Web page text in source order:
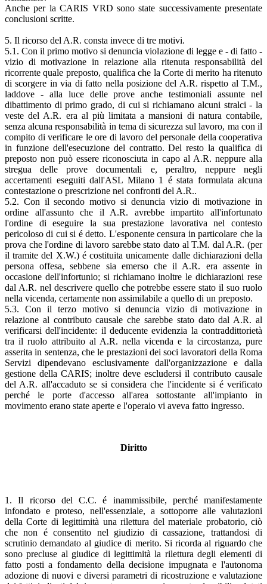
Anche per la CARIS VRD sono state successivamente presentate
conclusioni scritte.
5. Il ricorso del A.R. consta invece di tre motivi.
5.1. Con il primo motivo si denuncia violazione di legge e - di fatto -
vizio di motivazione in relazione alla ritenuta responsabilità del
ricorrente quale preposto, qualifica che la Corte di merito ha ritenuto
di scorgere in via di fatto nella posizione del A.R. rispetto al T.M.,
laddove - alla luce delle prove anche testimoniali assunte nel
dibattimento di primo grado, di cui si richiamano alcuni stralci - la
veste del A.R. era al più limitata a mansioni di natura contabile,
senza alcuna responsabilità in tema di sicurezza sul lavoro, ma con il
compito di verificare le ore di lavoro del personale della cooperativa
in funzione dell'esecuzione del contratto. Del resto la qualifica di
preposto non può essere riconosciuta in capo al A.R. neppure alla
stregua delle prove documentali e, peraltro, neppure negli
accertamenti eseguiti dall'ASL Milano 1 é stata formulata alcuna
contestazione o prescrizione nei confronti del A.R..
5.2. Con il secondo motivo si denuncia vizio di motivazione in
ordine all'assunto che il A.R. avrebbe impartito all'infortunato
l'ordine di eseguire la sua prestazione lavorativa nel contesto
pericoloso di cui si é detto. L'esponente censura in particolare che la
prova che l'ordine di lavoro sarebbe stato dato al T.M. dal A.R. (per
il tramite del X.W.) é costituita unicamente dalle dichiarazioni della
persona offesa, sebbene sia emerso che il A.R. era assente in
occasione dell'infortunio; si richiamano inoltre le dichiarazioni rese
dal A.R. nel descrivere quello che potrebbe essere stato il suo ruolo
nella vicenda, certamente non assimilabile a quello di un preposto.
5.3. Con il terzo motivo si denuncia vizio di motivazione in
relazione al contributo causale che sarebbe stato dato dal A.R. al
verificarsi dell'incidente: il deducente evidenzia la contraddittorietà
tra il ruolo attribuito al A.R. nella vicenda e la circostanza, pure
asserita in sentenza, che le prestazioni dei soci lavoratori della Roma
Servizi dipendevano esclusivamente dall'organizzazione e dalla
gestione della CARIS; inoltre deve escludersi il contributo causale
del A.R. all'accaduto se si considera che l'incidente si é verificato
perché le porte d'accesso all'area sottostante all'impianto in
movimento erano state aperte e l'operaio vi aveva fatto ingresso.
Diritto
1. Il ricorso del C.C. é inammissibile, perché manifestamente
infondato e proteso, nell'essenziale, a sottoporre alle valutazioni
della Corte di legittimità una rilettura del materiale probatorio, ciò
che non é consentito nel giudizio di cassazione, trattandosi di
scrutinio demandato al giudice di merito. Si ricorda al riguardo che
sono precluse al giudice di legittimità la rilettura degli elementi di
fatto posti a fondamento della decisione impugnata e l'autonoma
adozione di nuovi e diversi parametri di ricostruzione e valutazione